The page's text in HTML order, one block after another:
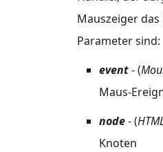
Mauszeiger
Parameter sind:
event- (
Maus-
node- (
Knoten